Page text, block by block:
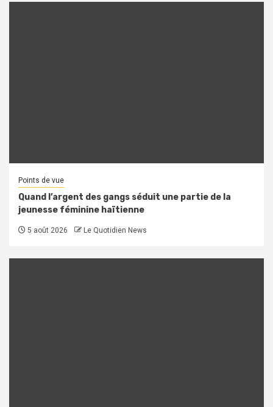
Points de vue
Quand l’argent des gangs séduit une partie de la
jeunesse féminine haïtienne
5 août 2026 Le Quotidien News